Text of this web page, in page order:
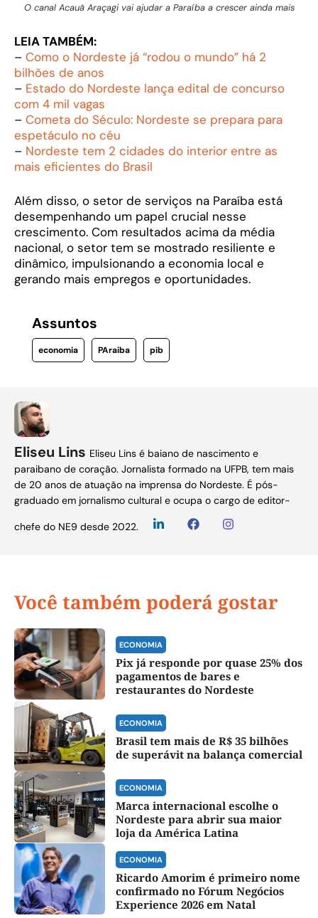
O canal Acauã Araçagi vai ajudar a Paraíba a crescer ainda mais
LEIA TAMBÉM:
– Como o Nordeste já “rodou o mundo” há 2
bilhões de anos
– Estado do Nordeste lança edital de concurso
com 4 mil vagas
– Cometa do Século: Nordeste se prepara para
espetáculo no céu
– Nordeste tem 2 cidades do interior entre as
mais eficientes do Brasil
Além disso, o setor de serviços na Paraíba está
desempenhando um papel crucial nesse
crescimento. Com resultados acima da média
nacional, o setor tem se mostrado resiliente e
dinâmico, impulsionando a economia local e
gerando mais empregos e oportunidades.
Assuntos
economia PAraiba pib
Eliseu Lins Eliseu Lins é baiano de nascimento e
paraibano de coração. Jornalista formado na UFPB, tem mais
de 20 anos de atuação na imprensa do Nordeste. É pós-
graduado em jornalismo cultural e ocupa o cargo de editor-
chefe do NE9 desde 2022.
Você também poderá gostar
ECONOMIA
Pix já responde por quase 25% dos
pagamentos de bares e
restaurantes do Nordeste
ECONOMIA
Brasil tem mais de R$ 35 bilhões
de superávit na balança comercial
ECONOMIA
Marca internacional escolhe o
Nordeste para abrir sua maior
loja da América Latina
ECONOMIA
Ricardo Amorim é primeiro nome
confirmado no Fórum Negócios
Experience 2026 em Natal